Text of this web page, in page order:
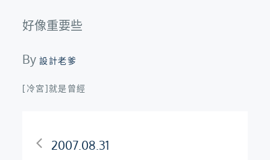
好像重要些
By設計老爹
[冷宮]就是曾經
文2007.08.31